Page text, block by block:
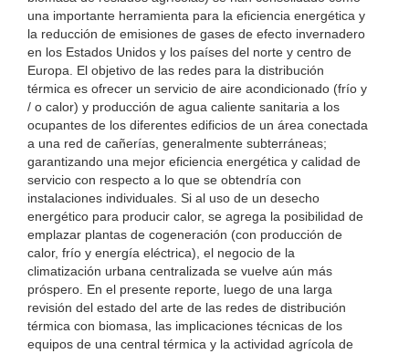
una importante herramienta para la eficiencia energética y
la reducción de emisiones de gases de efecto invernadero
en los Estados Unidos y los países del norte y centro de
Europa. El objetivo de las redes para la distribución
térmica es ofrecer un servicio de aire acondicionado (frío y
/ o calor) y producción de agua caliente sanitaria a los
ocupantes de los diferentes edificios de un área conectada
a una red de cañerías, generalmente subterráneas;
garantizando una mejor eficiencia energética y calidad de
servicio con respecto a lo que se obtendría con
instalaciones individuales. Si al uso de un desecho
energético para producir calor, se agrega la posibilidad de
emplazar plantas de cogeneración (con producción de
calor, frío y energía eléctrica), el negocio de la
climatización urbana centralizada se vuelve aún más
próspero. En el presente reporte, luego de una larga
revisión del estado del arte de las redes de distribución
térmica con biomasa, las implicaciones técnicas de los
equipos de una central térmica y la actividad agrícola de